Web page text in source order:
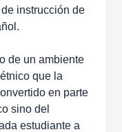
instrucción de
de un ambiente
que la
en parte
sino del
estudiante a